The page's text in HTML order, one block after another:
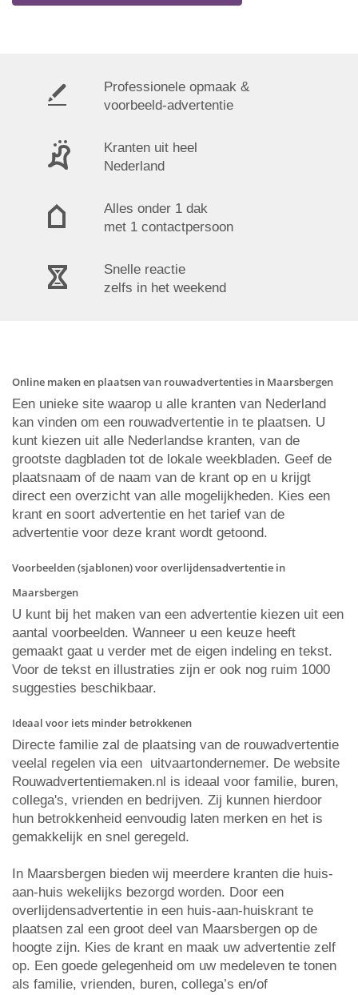
Professionele opmaak &
voorbeeld-advertentie
Kranten uit heel
Nederland
Alles onder 1 dak
met 1 contactpersoon
Snelle reactie
zelfs in het weekend
Online maken en plaatsen van rouwadvertenties in Maarsbergen
Een unieke site waarop u alle kranten van Nederland
kan vinden om een rouwadvertentie in te plaatsen. U
kunt kiezen uit alle Nederlandse kranten, van de
grootste dagbladen tot de lokale weekbladen. Geef de
plaatsnaam of de naam van de krant op en u krijgt
direct een overzicht van alle mogelijkheden. Kies een
krant en soort advertentie en het tarief van de
advertentie voor deze krant wordt getoond.
Voorbeelden (sjablonen) voor overlijdensadvertentie in
Maarsbergen
U kunt bij het maken van een advertentie kiezen uit een
aantal voorbeelden. Wanneer u een keuze heeft
gemaakt gaat u verder met de eigen indeling en tekst.
Voor de tekst en illustraties zijn er ook nog ruim 1000
suggesties beschikbaar.
Ideaal voor iets minder betrokkenen
Directe familie zal de plaatsing van de rouwadvertentie
veelal regelen via een uitvaartondernemer. De website
Rouwadvertentiemaken.nl is ideaal voor familie, buren,
collega's, vrienden en bedrijven. Zij kunnen hierdoor
hun betrokkenheid eenvoudig laten merken en het is
gemakkelijk en snel geregeld.
In Maarsbergen bieden wij meerdere kranten die huis-
aan-huis wekelijks bezorgd worden. Door een
overlijdensadvertentie in een huis-aan-huiskrant te
plaatsen zal een groot deel van Maarsbergen op de
hoogte zijn. Kies de krant en maak uw advertentie zelf
op. Een goede gelegenheid om uw medeleven te tonen
als familie, vrienden, buren, collega’s en/of